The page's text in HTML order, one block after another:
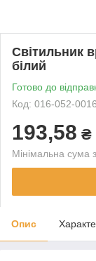
Світильник
білий
Готово до
Код: 016-052-
193,58 ₴
Мінімальна сума
Опис